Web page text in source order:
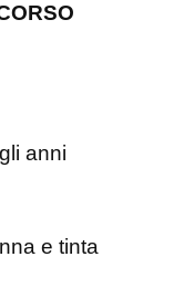
anni
e tinta